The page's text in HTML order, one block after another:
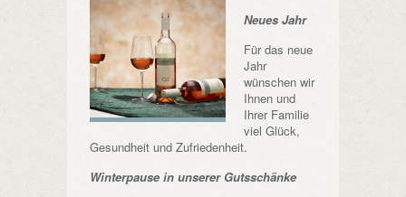
Neues Jahr
Für das neue
Jahr
wünschen wir
Ihnen und
Ihrer Familie
viel Glück,
Gesundheit und Zufriedenheit.
Winterpause in unserer Gutsschänke